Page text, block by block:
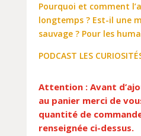
Pourquoi et comment
longtemps ? Est-il une
sauvage ? Pour les
PODCAST LES
Attention : Avant
au panier merci de
quantité de
renseignée ci-dessus.